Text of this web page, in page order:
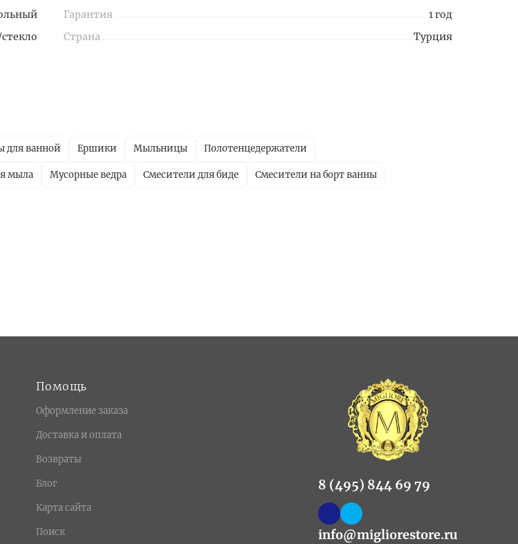
Гарантия
1 год
Страна
Турция
для ванной Ершики Мыльницы Полотенцедержатели
мыла Мусорные ведра Смесители для биде Смесители на борт ванны
Помощь
Оформление заказа
Доставка и оплата
Возвраты
Блог
Карта сайта
Поиск
8 (495) 844 69 79
info@migliorestore.ru